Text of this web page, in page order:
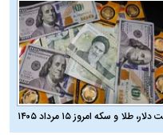
طلا و سکه امروز ۱۵ مرداد ۱۴۰۵